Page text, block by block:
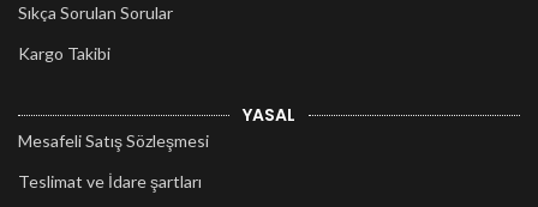
Sıkça Sorulan Sorular
Kargo Takibi
YASAL
Mesafeli Satış Sözleşmesi
Teslimat ve İdare şartları